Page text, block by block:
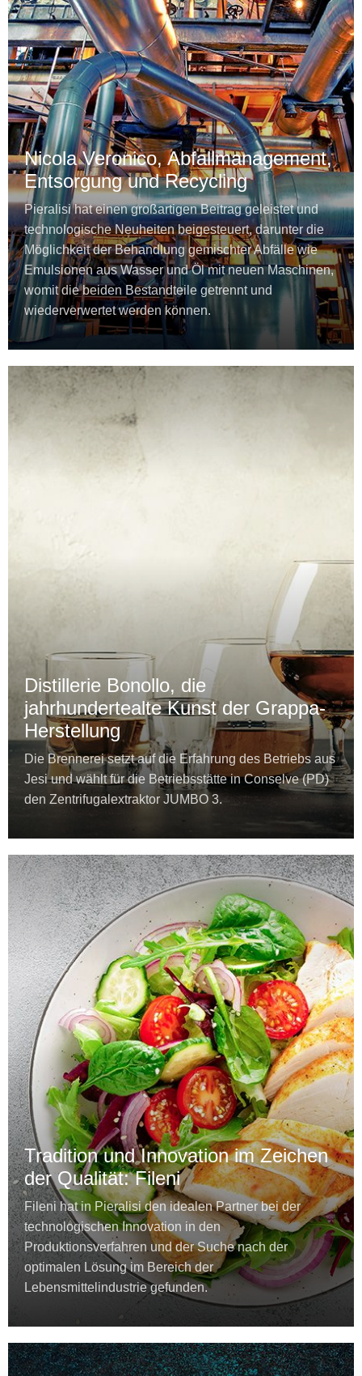
Nicola Veronico, Abfallmanagement,
Entsorgung und Recycling
Pieralisi hat einen großartigen Beitrag geleistet und
technologische Neuheiten beigesteuert, darunter die
Möglichkeit der Behandlung gemischter Abfälle wie
Emulsionen aus Wasser und Öl mit neuen Maschinen,
womit die beiden Bestandteile getrennt und
wiederverwertet werden können.
Distillerie Bonollo, die
jahrhundertealte Kunst der Grappa-
Herstellung
Die Brennerei setzt auf die Erfahrung des Betriebs aus
Jesi und wählt für die Betriebsstätte in Conselve (PD)
den Zentrifugalextraktor JUMBO 3.
Tradition und Innovation im Zeichen
der Qualität: Fileni
Fileni hat in Pieralisi den idealen Partner bei der
technologischen Innovation in den
Produktionsverfahren und der Suche nach der
optimalen Lösung im Bereich der
Lebensmittelindustrie gefunden.